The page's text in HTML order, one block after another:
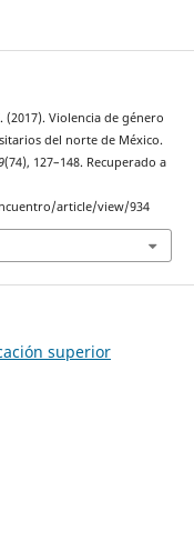
(2017). Violencia de género
del norte de México.
(74), 127–148. Recuperado a
article/view/934
superior